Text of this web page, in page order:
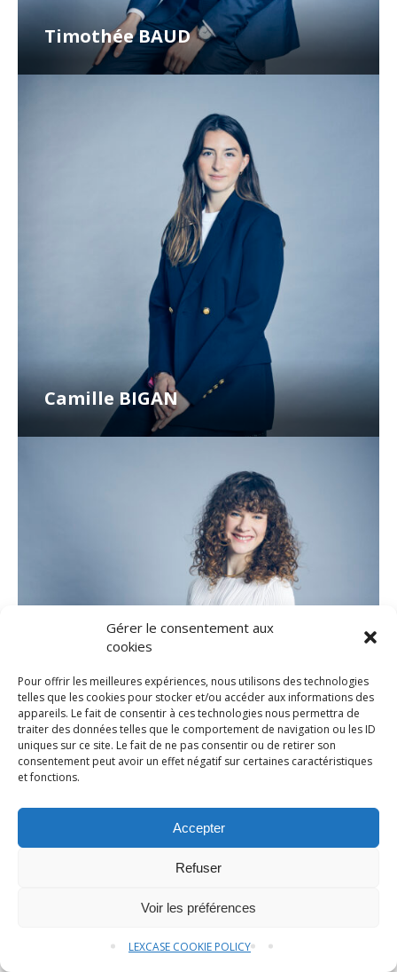
Gérer le consentement aux
cookies
Pour offrir les meilleures expériences, nous utilisons des technologies
telles que les cookies pour stocker et/ou accéder aux informations des
appareils. Le fait de consentir à ces technologies nous permettra de
traiter des données telles que le comportement de navigation ou les ID
uniques sur ce site. Le fait de ne pas consentir ou de retirer son
consentement peut avoir un effet négatif sur certaines caractéristiques
et fonctions.
Accepter
Refuser
Voir les préférences
LEXCASE COOKIE POLICY
Timothée BAUD
Camille BIGAN
Clarisse BISOT